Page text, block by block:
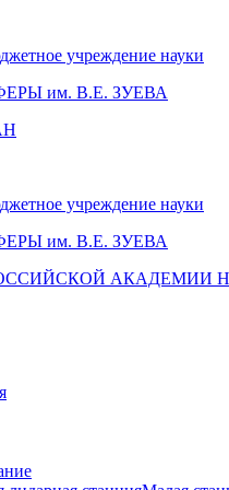
учреждение науки
им. В.Е. ЗУЕВА
учреждение науки
им. В.Е. ЗУЕВА
АКАДЕМИИ